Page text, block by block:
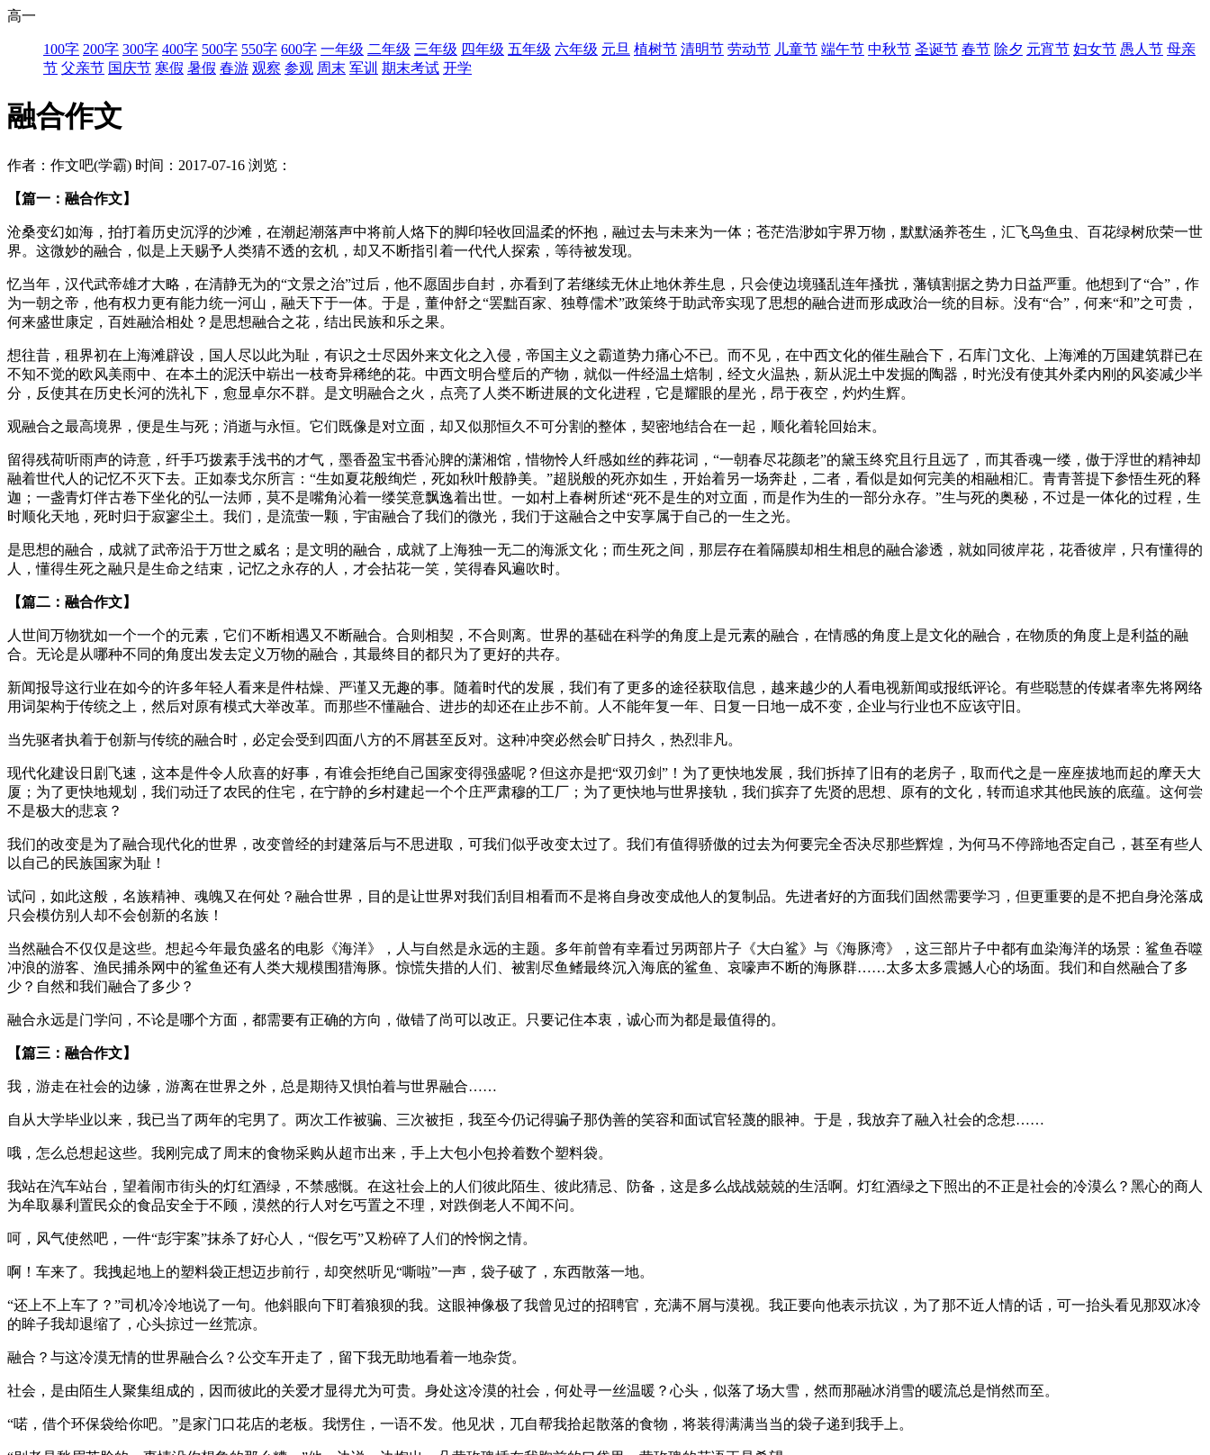
高一
100字 200字 300字 400字 500字 550字 600字 一年级 二年级 三年级 四年级 五年级 六年级 元旦 植树节 清明节 劳动节 儿童节 端午节 中秋节 圣诞节 春节 除夕 元宵节 妇女节 愚人节 母亲
节 父亲节 国庆节 寒假 暑假 春游 观察 参观 周末 军训 期末考试 开学
融合作文
作者：作文吧(学霸) 时间：2017-07-16 浏览：
【篇一：融合作文】
沧桑变幻如海，拍打着历史沉浮的沙滩，在潮起潮落声中将前人烙下的脚印轻收回温柔的怀抱，融过去与未来为一体；苍茫浩渺如宇界万物，默默涵养苍生，汇飞鸟鱼虫、百花绿树欣荣一世
界。这微妙的融合，似是上天赐予人类猜不透的玄机，却又不断指引着一代代人探索，等待被发现。
忆当年，汉代武帝雄才大略，在清静无为的“文景之治”过后，他不愿固步自封，亦看到了若继续无休止地休养生息，只会使边境骚乱连年搔扰，藩镇割据之势力日益严重。他想到了“合”，作
为一朝之帝，他有权力更有能力统一河山，融天下于一体。于是，董仲舒之“罢黜百家、独尊儒术”政策终于助武帝实现了思想的融合进而形成政治一统的目标。没有“合”，何来“和”之可贵，
何来盛世康定，百姓融洽相处？是思想融合之花，结出民族和乐之果。
想往昔，租界初在上海滩辟设，国人尽以此为耻，有识之士尽因外来文化之入侵，帝国主义之霸道势力痛心不已。而不见，在中西文化的催生融合下，石库门文化、上海滩的万国建筑群已在
不知不觉的欧风美雨中、在本土的泥沃中崭出一枝奇异稀绝的花。中西文明合璧后的产物，就似一件经温土焙制，经文火温热，新从泥土中发掘的陶器，时光没有使其外柔内刚的风姿减少半
分，反使其在历史长河的洗礼下，愈显卓尔不群。是文明融合之火，点亮了人类不断进展的文化进程，它是耀眼的星光，昂于夜空，灼灼生辉。
观融合之最高境界，便是生与死；消逝与永恒。它们既像是对立面，却又似那恒久不可分割的整体，契密地结合在一起，顺化着轮回始末。
留得残荷听雨声的诗意，纤手巧拨素手浅书的才气，墨香盈宝书香沁脾的潇湘馆，惜物怜人纤感如丝的葬花词，“一朝春尽花颜老”的黛玉终究且行且远了，而其香魂一缕，傲于浮世的精神却
融着世代人的记忆不灭下去。正如泰戈尔所言：“生如夏花般绚烂，死如秋叶般静美。”超脱般的死亦如生，开始着另一场奔赴，二者，看似是如何完美的相融相汇。青青菩提下参悟生死的释
迦；一盏青灯伴古卷下坐化的弘一法师，莫不是嘴角沁着一缕笑意飘逸着出世。一如村上春树所述“死不是生的对立面，而是作为生的一部分永存。”生与死的奥秘，不过是一体化的过程，生
时顺化天地，死时归于寂寥尘土。我们，是流萤一颗，宇宙融合了我们的微光，我们于这融合之中安享属于自己的一生之光。
是思想的融合，成就了武帝沿于万世之威名；是文明的融合，成就了上海独一无二的海派文化；而生死之间，那层存在着隔膜却相生相息的融合渗透，就如同彼岸花，花香彼岸，只有懂得的
人，懂得生死之融只是生命之结束，记忆之永存的人，才会拈花一笑，笑得春风遍吹时。
【篇二：融合作文】
人世间万物犹如一个一个的元素，它们不断相遇又不断融合。合则相契，不合则离。世界的基础在科学的角度上是元素的融合，在情感的角度上是文化的融合，在物质的角度上是利益的融
合。无论是从哪种不同的角度出发去定义万物的融合，其最终目的都只为了更好的共存。
新闻报导这行业在如今的许多年轻人看来是件枯燥、严谨又无趣的事。随着时代的发展，我们有了更多的途径获取信息，越来越少的人看电视新闻或报纸评论。有些聪慧的传媒者率先将网络
用词架构于传统之上，然后对原有模式大举改革。而那些不懂融合、进步的却还在止步不前。人不能年复一年、日复一日地一成不变，企业与行业也不应该守旧。
当先驱者执着于创新与传统的融合时，必定会受到四面八方的不屑甚至反对。这种冲突必然会旷日持久，热烈非凡。
现代化建设日剧飞速，这本是件令人欣喜的好事，有谁会拒绝自己国家变得强盛呢？但这亦是把“双刃剑”！为了更快地发展，我们拆掉了旧有的老房子，取而代之是一座座拔地而起的摩天大
厦；为了更快地规划，我们动迁了农民的住宅，在宁静的乡村建起一个个庄严肃穆的工厂；为了更快地与世界接轨，我们摈弃了先贤的思想、原有的文化，转而追求其他民族的底蕴。这何尝
不是极大的悲哀？
我们的改变是为了融合现代化的世界，改变曾经的封建落后与不思进取，可我们似乎改变太过了。我们有值得骄傲的过去为何要完全否决尽那些辉煌，为何马不停蹄地否定自己，甚至有些人
以自己的民族国家为耻！
试问，如此这般，名族精神、魂魄又在何处？融合世界，目的是让世界对我们刮目相看而不是将自身改变成他人的复制品。先进者好的方面我们固然需要学习，但更重要的是不把自身沦落成
只会模仿别人却不会创新的名族！
当然融合不仅仅是这些。想起今年最负盛名的电影《海洋》，人与自然是永远的主题。多年前曾有幸看过另两部片子《大白鲨》与《海豚湾》，这三部片子中都有血染海洋的场景：鲨鱼吞噬
冲浪的游客、渔民捕杀网中的鲨鱼还有人类大规模围猎海豚。惊慌失措的人们、被割尽鱼鳍最终沉入海底的鲨鱼、哀嚎声不断的海豚群……太多太多震撼人心的场面。我们和自然融合了多
少？自然和我们融合了多少？
融合永远是门学问，不论是哪个方面，都需要有正确的方向，做错了尚可以改正。只要记住本衷，诚心而为都是最值得的。
【篇三：融合作文】
我，游走在社会的边缘，游离在世界之外，总是期待又惧怕着与世界融合……
自从大学毕业以来，我已当了两年的宅男了。两次工作被骗、三次被拒，我至今仍记得骗子那伪善的笑容和面试官轻蔑的眼神。于是，我放弃了融入社会的念想……
哦，怎么总想起这些。我刚完成了周末的食物采购从超市出来，手上大包小包拎着数个塑料袋。
我站在汽车站台，望着闹市街头的灯红酒绿，不禁感慨。在这社会上的人们彼此陌生、彼此猜忌、防备，这是多么战战兢兢的生活啊。灯红酒绿之下照出的不正是社会的冷漠么？黑心的商人
为牟取暴利置民众的食品安全于不顾，漠然的行人对乞丐置之不理，对跌倒老人不闻不问。
呵，风气使然吧，一件“彭宇案”抹杀了好心人，“假乞丐”又粉碎了人们的怜悯之情。
啊！车来了。我拽起地上的塑料袋正想迈步前行，却突然听见“嘶啦”一声，袋子破了，东西散落一地。
“还上不上车了？”司机冷冷地说了一句。他斜眼向下盯着狼狈的我。这眼神像极了我曾见过的招聘官，充满不屑与漠视。我正要向他表示抗议，为了那不近人情的话，可一抬头看见那双冰冷
的眸子我却退缩了，心头掠过一丝荒凉。
融合？与这冷漠无情的世界融合么？公交车开走了，留下我无助地看着一地杂货。
社会，是由陌生人聚集组成的，因而彼此的关爱才显得尤为可贵。身处这冷漠的社会，何处寻一丝温暖？心头，似落了场大雪，然而那融冰消雪的暖流总是悄然而至。
“喏，借个环保袋给你吧。”是家门口花店的老板。我愣住，一语不发。他见状，兀自帮我拾起散落的食物，将装得满满当当的袋子递到我手上。